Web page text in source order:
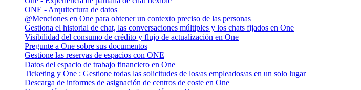
ONE - Arquitectura de datos
@Menciones en One para obtener un contexto preciso de las personas
Gestiona el historial de chat, las conversaciones múltiples y los chats fijados en One
Visibilidad del consumo de crédito y flujo de actualización en One
Pregunte a One sobre sus documentos
Gestione las reservas de espacios con ONE
Datos del espacio de trabajo financiero en One
Ticketing y One : Gestione todas las solicitudes de los/as empleados/as en un solo lugar
Descarga de informes de asignación de centros de coste en One